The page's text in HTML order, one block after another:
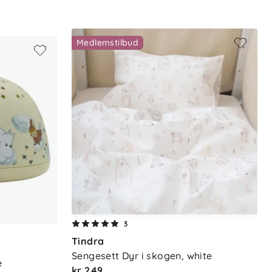
Medlemstilbud
3
Tindra
Sengesett Dyr i skogen, white